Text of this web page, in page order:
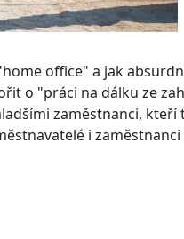
office" a jak
o "práci na dálku ze
zaměstnanci, kteří
i